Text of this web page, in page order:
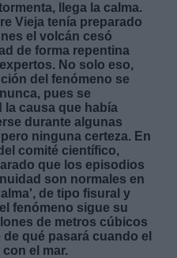
llega la calma.
Vieja tenía preparado
el volcán cesó
de forma repentina
No solo eso,
del fenómeno se
pues se
causa que había
durante algunas
ninguna certeza. En
comité científico,
que los episodios
son normales en
de tipo fisural y
fenómeno sigue su
de metros cúbicos
qué pasará cuando el
el mar.